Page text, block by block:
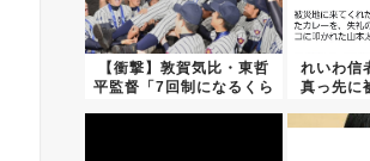
【衝撃】敦賀気比・東哲
平監督「7回制になるくら
れいわ信
真っ先に